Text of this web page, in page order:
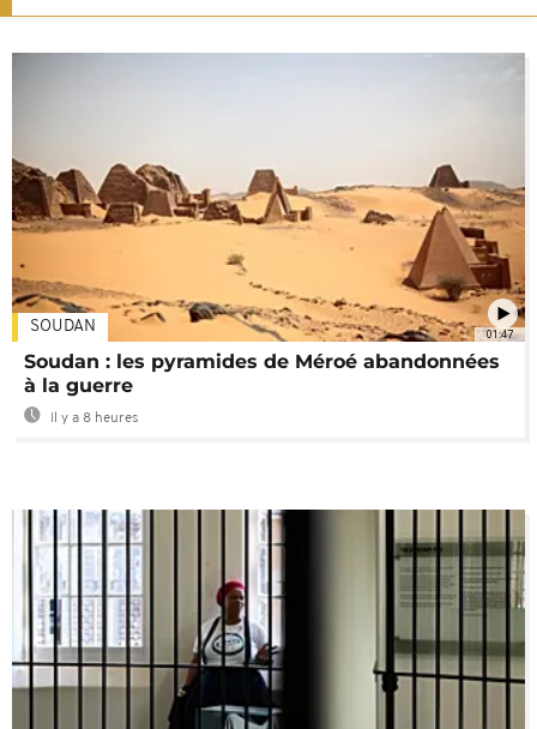
01:47
SOUDAN
Soudan : les pyramides de Méroé abandonnées
à la guerre
Il y a 8 heures